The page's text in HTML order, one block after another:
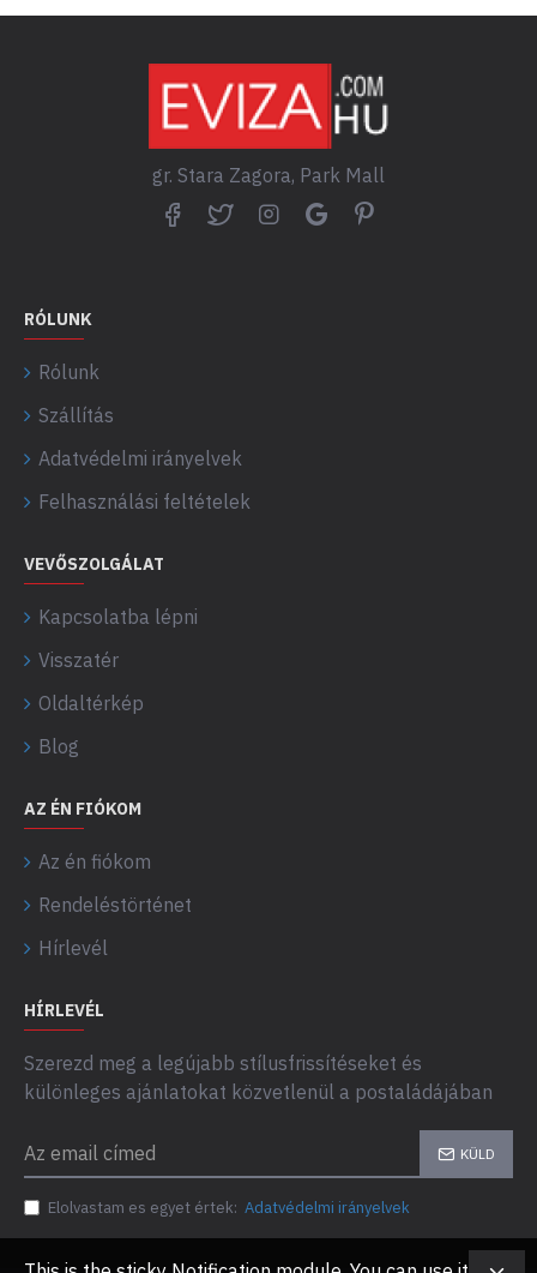
gr. Stara Zagora, Park Mall
RÓLUNK
Rólunk
Szállítás
Adatvédelmi irányelvek
Felhasználási feltételek
VEVŐSZOLGÁLAT
Kapcsolatba lépni
Visszatér
Oldaltérkép
Blog
AZ ÉN FIÓKOM
Az én fiókom
Rendeléstörténet
Hírlevél
HÍRLEVÉL
Szerezd meg a legújabb stílusfrissítéseket és
különleges ajánlatokat közvetlenül a postaládájában
KÜLD
Elolvastam es egyet értek: Adatvédelmi irányelvek